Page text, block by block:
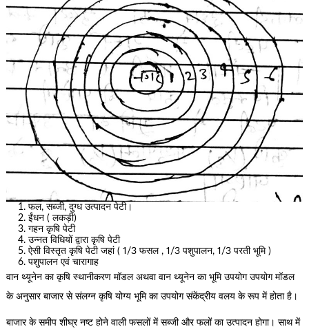
फल, सब्जी, दुग्ध उत्पादन पेटी।
ईंधन ( लकड़ी)
गहन कृषि पेटी
उन्नत विधियों द्वारा कृषि पेटी
ऐसी विस्तृत कृषि पेटी जहां ( 1/3 फसल , 1/3 पशुपालन, 1/3 परती भूमि )
पशुपालन एवं चारागाह
वान थ्यूनेन का कृषि स्थानीकरण मॉडल अथवा वान थ्यूनेन का भूमि उपयोग उपयोग मॉडल
के अनुसार बाजार से संलग्न कृषि योग्य भूमि का उपयोग संकेंद्रीय वलय के रूप में होता है।
बाजार के समीप शीघ्र नष्ट होने वाली फसलों में सब्जी और फलों का उत्पादन होगा। साथ में